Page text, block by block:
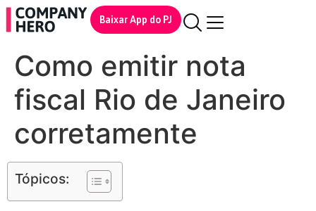
Baixar App do PJ
Como emitir nota
fiscal Rio de Janeiro
corretamente
Tópicos: